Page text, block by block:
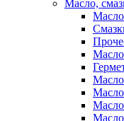
Масло,
Масло
Масло
Масло
Масло